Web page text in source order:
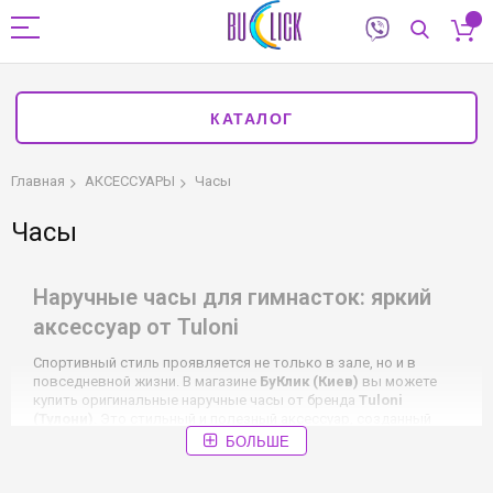
КАТАЛОГ
Главная АКСЕССУАРЫ Часы
Часы
Наручные часы для гимнасток: яркий
аксессуар от Tuloni
Спортивный стиль проявляется не только в зале, но и в
повседневной жизни. В магазине БуКлик (Киев) вы можете
купить оригинальные наручные часы от бренда Tuloni
специально для юных граций, которые ценят точность и
БОЛЬШЕ